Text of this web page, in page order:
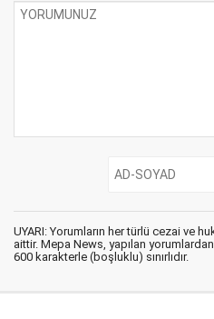
UYARI: Yorumların her türlü cezai ve
aittir. Mepa News, yapılan
600 karakterle (boşluklu) sınırlıdır.